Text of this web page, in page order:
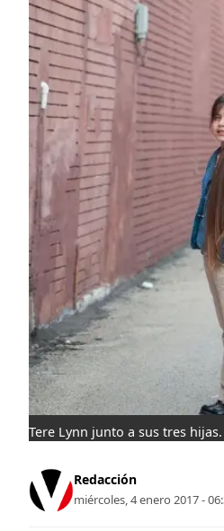
Tere Lynn junto a sus tres
Redacción
miércoles, 4 enero 2017 -